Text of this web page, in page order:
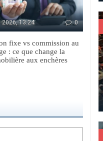
2026, 13:24 0
fixe vs commission au
: ce que change la
aux enchères